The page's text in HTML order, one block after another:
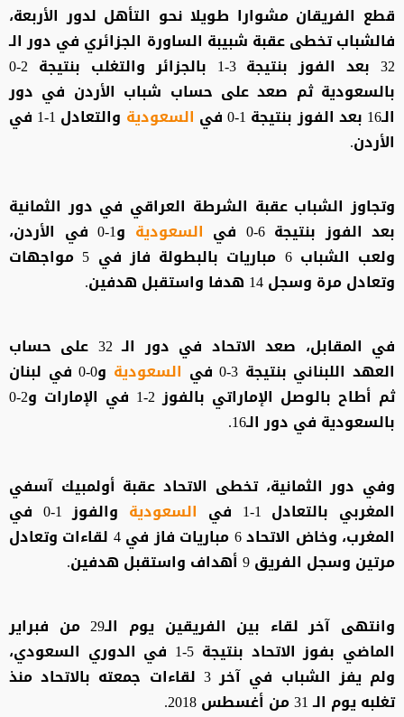
قطع الفريقان مشوارا طويلا نحو التأهل لدور الأربعة،
فالشباب تخطى عقبة شبيبة الساورة الجزائري في دور الـ
32 بعد الفوز بنتيجة 3-1 بالجزائر والتغلب بنتيجة 2-0
بالسعودية ثم صعد على حساب شباب الأردن في دور
الـ16 بعد الفوز بنتيجة 1-0 في
السعودية
والتعادل 1-1 في
الأردن.
وتجاوز الشباب عقبة الشرطة العراقي في دور الثمانية
بعد الفوز بنتيجة 6-0 في
السعودية
و1-0 في الأردن،
ولعب الشباب 6 مباريات بالبطولة فاز في 5 مواجهات
وتعادل مرة وسجل 14 هدفا واستقبل هدفين.
في المقابل، صعد الاتحاد في دور الـ 32 على حساب
العهد اللبناني بنتيجة 3-0 في
السعودية
و0-0 في لبنان
ثم أطاح بالوصل الإماراتي بالفوز 2-1 في الإمارات و2-0
بالسعودية في دور الـ16.
وفي دور الثمانية، تخطى الاتحاد عقبة أولمبيك آسفي
المغربي بالتعادل 1-1 في
السعودية
والفوز 1-0 في
المغرب، وخاض الاتحاد 6 مباريات فاز في 4 لقاءات وتعادل
مرتين وسجل الفريق 9 أهداف واستقبل هدفين.
وانتهى آخر لقاء بين الفريقين يوم الـ29 من فبراير
الماضي بفوز الاتحاد بنتيجة 5-1 في الدوري السعودي،
ولم يفز الشباب في آخر 3 لقاءات جمعته بالاتحاد منذ
تغلبه يوم الـ 31 من أغسطس 2018.